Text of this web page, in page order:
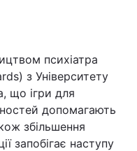
психіатра
з Університету
що ігри для
допомагають
збільшення
запобігає наступу